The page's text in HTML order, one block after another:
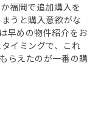
福岡で追加購入を
うと購入意欲がな
早めの物件紹介をお
イミングで、これ
らえたのが一番の購